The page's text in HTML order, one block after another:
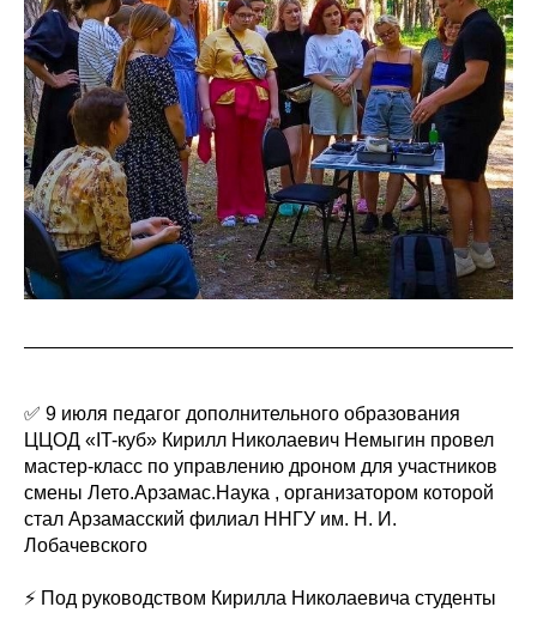
✅ 9 июля педагог дополнительного образования
ЦЦОД «IT-куб» Кирилл Николаевич Немыгин провел
мастер-класс по управлению дроном для участников
смены Лето.Арзамас.Наука , организатором которой
стал Арзамасский филиал ННГУ им. Н. И.
Лобачевского
⚡ Под руководством Кирилла Николаевича студенты